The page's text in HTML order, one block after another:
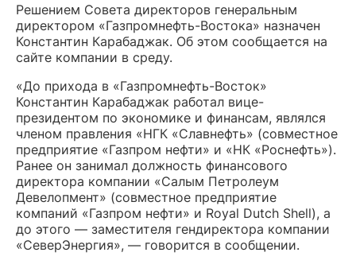
Решением Совета директоров генеральным
директором «Газпромнефть-Востока» назначен
Константин Карабаджак. Об этом сообщается на
сайте компании в среду.
«До прихода в «Газпромнефть-Восток»
Константин Карабаджак работал вице-
президентом по экономике и финансам, являлся
членом правления «НГК «Славнефть» (совместное
предприятие «Газпром нефти» и «НК «Роснефть»).
Ранее он занимал должность финансового
директора компании «Салым Петролеум
Девелопмент» (совместное предприятие
компаний «Газпром нефти» и Royal Dutch Shell), а
до этого — заместителя гендиректора компании
«СеверЭнергия», — говорится в сообщении.